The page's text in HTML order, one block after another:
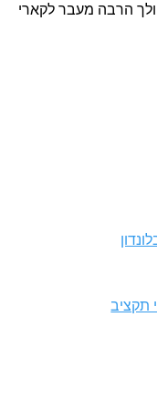
הרבה מעבר לקארי
תקציב